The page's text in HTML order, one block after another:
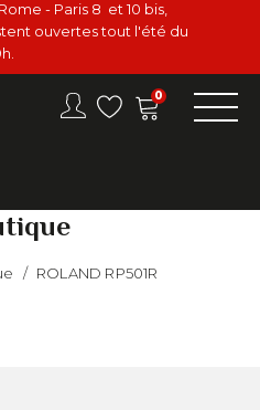
- Paris 8 et 10 bis,
ouvertes tout l'été du
0
/ ROLAND RP501R